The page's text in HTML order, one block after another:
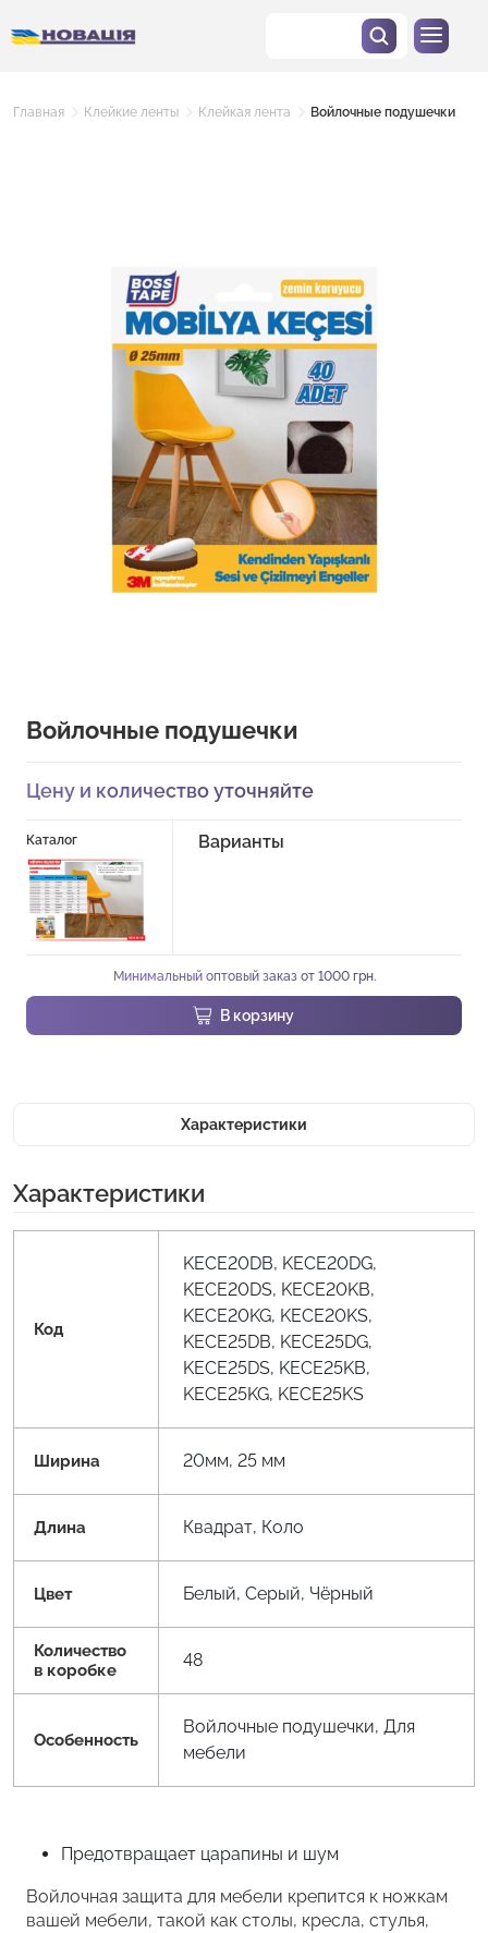
Главная Клейкие ленты Клейкая лента Войлочные подушечки
Войлочные подушечки
Цену и количество уточняйте
Каталог Варианты
Минимальный оптовый заказ от 1000 грн.
В корзину
Характеристики
Характеристики
Код
KECE20DB, KECE20DG,
KECE20DS, KECE20KB,
KECE20KG, KECE20KS,
KECE25DB, KECE25DG,
KECE25DS, KECE25KB,
KECE25KG, KECE25KS
Ширина 20мм, 25 мм
Длина Квадрат, Коло
Цвет Белый, Серый, Чёрный
Количество
в коробке
48
Особенность
Войлочные подушечки, Для
мебели
Предотвращает царапины и шум
Войлочная защита для мебели крепится к ножкам
вашей мебели, такой как столы, кресла, стулья,